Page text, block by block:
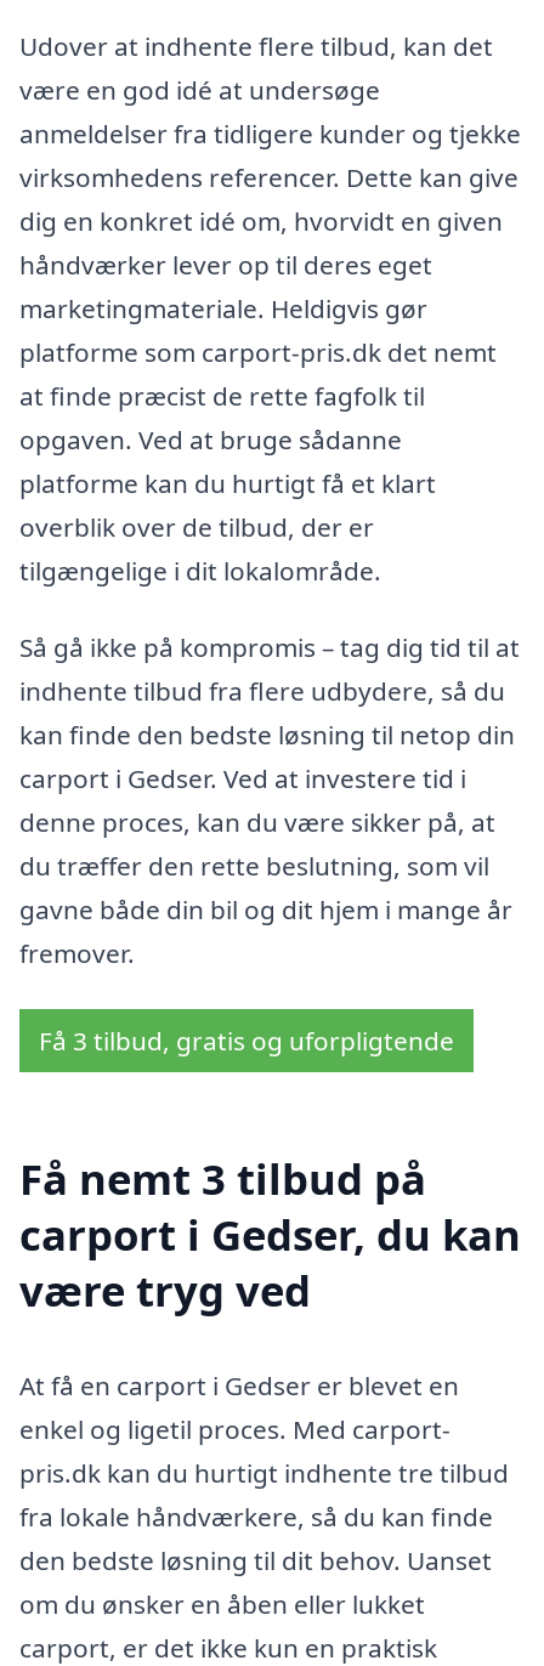
Udover at indhente flere tilbud, kan det
være en god idé at undersøge
anmeldelser fra tidligere kunder og tjekke
virksomhedens referencer. Dette kan give
dig en konkret idé om, hvorvidt en given
håndværker lever op til deres eget
marketingmateriale. Heldigvis gør
platforme som carport-pris.dk det nemt
at finde præcist de rette fagfolk til
opgaven. Ved at bruge sådanne
platforme kan du hurtigt få et klart
overblik over de tilbud, der er
tilgængelige i dit lokalområde.
Så gå ikke på kompromis – tag dig tid til at
indhente tilbud fra flere udbydere, så du
kan finde den bedste løsning til netop din
carport i Gedser. Ved at investere tid i
denne proces, kan du være sikker på, at
du træffer den rette beslutning, som vil
gavne både din bil og dit hjem i mange år
fremover.
Få 3 tilbud, gratis og uforpligtende
Få nemt 3 tilbud på
carport i Gedser, du kan
være tryg ved
At få en carport i Gedser er blevet en
enkel og ligetil proces. Med carport-
pris.dk kan du hurtigt indhente tre tilbud
fra lokale håndværkere, så du kan finde
den bedste løsning til dit behov. Uanset
om du ønsker en åben eller lukket
carport, er det ikke kun en praktisk